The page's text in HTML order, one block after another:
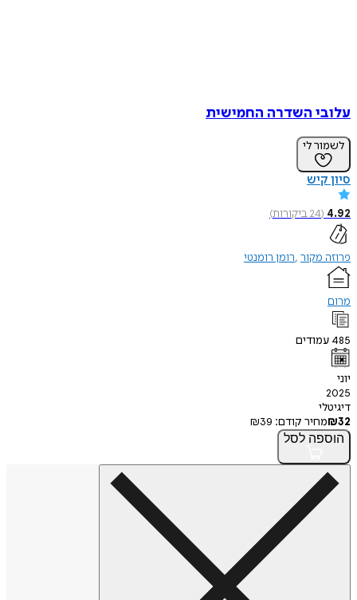
עלובי השדרה החמישית
לשמור לי
סיון קיש
4.92
(
24ביקורות)
פרוזה מקור רומן רומנטי
מרום
485 עמודים
יוני
2025
דיגיטלי
₪32 מחיר קודם: ₪39
הוספה לסל